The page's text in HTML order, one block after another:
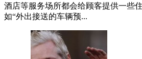
酒店等服务场所都会给顾客提供一些
如“外出接送的车辆预...